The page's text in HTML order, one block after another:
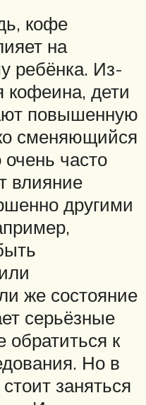
кофе
на
ребёнка. Из-
кофеина, дети
повышенную
сменяющийся
часто
влияние
другими
же состояние
серьёзные
обратиться к
Но в
заняться